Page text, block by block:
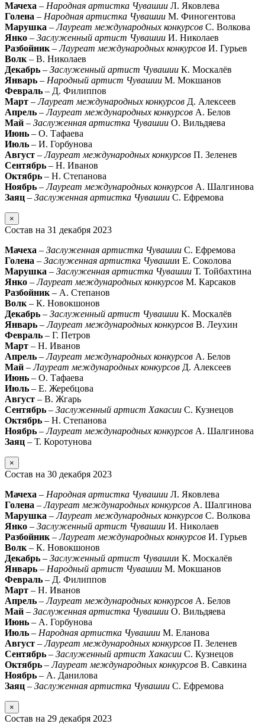
Мачеха – Народная артистка Чувашии Л. Яковлева
Голена – Народная артистка Чувашии М. Финогентова
Марушка –Лауреат международных конкурсов С. Волкова
Янко – Заслуженный артист Чувашии И. Николаев
Разбойник –Лауреат международных конкурсов И. Гурьев
Волк – В. Николаев
Декабрь – Заслуженный артист Чувашии К. Москалёв
Январь – Народный артист Чувашии М. Мокшанов
Февраль – Д. Филиппов
Март –Лауреат международных конкурсов Д. Алексеев
Апрель –Лауреат международных конкурсов А. Белов
Май – Заслуженная артистка Чувашии О. Вильдяева
Июнь – О. Тафаева
Июль – И. Горбунова
Август –Лауреат международных конкурсов П. Зеленев
Сентябрь – Н. Иванов
Октябрь – Н. Степанова
Ноябрь –Лауреат международных конкурсов А. Шалгинова
Заяц – Заслуженная артистка Чувашии С. Ефремова
×
Состав на 31 декабря 2023
Мачеха – Заслуженная артистка Чувашии С. Ефремова
Голена – Заслуженная артистка Чувашии Е. Соколова
Марушка – Заслуженная артистка Чувашии Т. Тойбахтина
Янко –Лауреат международных конкурсов М. Карсаков
Разбойник – А. Степанов
Волк – К. Новокшонов
Декабрь – Заслуженный артист Чувашии К. Москалёв
Январь –Лауреат международных конкурсов В. Леухин
Февраль – Г. Петров
Март – Н. Иванов
Апрель –Лауреат международных конкурсов А. Белов
Май –Лауреат международных конкурсов Д. Алексеев
Июнь – О. Тафаева
Июль – Е. Жеребцова
Август – В. Жгарь
Сентябрь – Заслуженный артист Хакасии С. Кузнецов
Октябрь – Н. Степанова
Ноябрь –Лауреат международных конкурсов А. Шалгинова
Заяц – Т. Коротунова
×
Состав на 30 декабря 2023
Мачеха – Народная артистка Чувашии Л. Яковлева
Голена –Лауреат международных конкурсов А. Шалгинова
Марушка –Лауреат международных конкурсов С. Волкова
Янко – Заслуженный артист Чувашии И. Николаев
Разбойник –Лауреат международных конкурсов И. Гурьев
Волк – К. Новокшонов
Декабрь – Заслуженный артист Чувашии К. Москалёв
Январь – Народный артист Чувашии М. Мокшанов
Февраль – Д. Филиппов
Март – Н. Иванов
Апрель –Лауреат международных конкурсов А. Белов
Май – Заслуженная артистка Чувашии О. Вильдяева
Июнь – А. Горбунова
Июль – Народная артистка Чувашии М. Еланова
Август –Лауреат международных конкурсов П. Зеленев
Сентябрь – Заслуженный артист Хакасии С. Кузнецов
Октябрь –Лауреат международных конкурсов В. Савкина
Ноябрь – А. Данилова
Заяц – Заслуженная артистка Чувашии С. Ефремова
×
Состав на 29 декабря 2023